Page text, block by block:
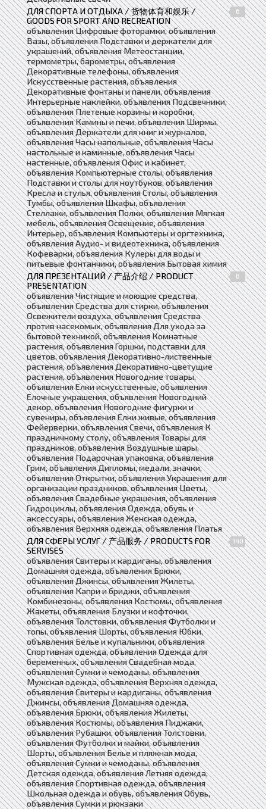
ДЛЯ СПОРТА И ОТДЫХА / 货物体育和娱乐 /
GOODS FOR SPORT AND RECREATION
6
объявления Цифровые фоторамки, объявления
Вазы, объявления Подставки и держатели для
украшений, объявления Метеостанции,
термометры, барометры, объявления
Декоративные телефоны, объявления
Искусственные растения, объявления
Декоративные фонтаны и панели, объявления
Интерьерные наклейки, объявления Подсвечники,
объявления Плетеные корзины и коробки,
объявления Камины и печи, объявления Ширмы,
объявления Держатели для книг и журналов,
объявления Часы напольные, объявления Часы
настольные и каминные, объявления Часы
настенные, объявления Офис и кабинет,
объявления Компьютерные столы, объявления
Подставки и столы для ноутбуков, объявления
Кресла и стулья, объявления Столы, объявления
Тумбы, объявления Шкафы, объявления
Стеллажи, объявления Полки, объявления Мягкая
мебель, объявления Освещение, объявления
Интерьер, объявления Компьютеры и оргтехника,
объявления Аудио- и видеотехника, объявления
Кофеварки, объявления Кулеры для воды и
питьевые фонтанчики, объявления Бытовая химия
ДЛЯ ПРЕЗЕНТАЦИЙ / 产品介绍 / PRODUCT
PRESENTATION
8
объявления Чистящие и моющие средства,
объявления Средства для стирки, объявления
Освежители воздуха, объявления Средства
против насекомых, объявления Для ухода за
бытовой техникой, объявления Комнатные
растения, объявления Горшки, подставки для
цветов, объявления Декоративно-лиственные
растения, объявления Декоративно-цветущие
растения, объявления Новогодние товары,
объявления Елки искусственные, объявления
Елочные украшения, объявления Новогодний
декор, объявления Новогодние фигурки и
сувениры, объявления Елки живые, объявления
Фейерверки, объявления Свечи, объявления К
праздничному столу, объявления Товары для
праздников, объявления Воздушные шары,
объявления Подарочная упаковка, объявления
Грим, объявления Дипломы, медали, значки,
объявления Открытки, объявления Украшения для
организации праздников, объявления Цветы,
объявления Свадебные украшения, объявления
Гидроциклы, объявления Одежда, обувь и
аксессуары, объявления Женская одежда,
объявления Верхняя одежда, объявления Платья
ДЛЯ СФЕРЫ УСЛУГ / 产品服务 / PRODUCTS FOR
SERVISES
140
объявления Свитеры и кардиганы, объявления
Домашняя одежда, объявления Брюки,
объявления Джинсы, объявления Жилеты,
объявления Капри и бриджи, объявления
Комбинезоны, объявления Костюмы, объявления
Жакеты, объявления Блузки и кофточки,
объявления Толстовки, объявления Футболки и
топы, объявления Шорты, объявления Юбки,
объявления Белье и купальники, объявления
Спортивная одежда, объявления Одежда для
беременных, объявления Свадебная мода,
объявления Сумки и чемоданы, объявления
Мужская одежда, объявления Верхняя одежда,
объявления Свитеры и кардиганы, объявления
Джинсы, объявления Домашняя одежда,
объявления Брюки, объявления Жилеты,
объявления Костюмы, объявления Пиджаки,
объявления Рубашки, объявления Толстовки,
объявления Футболки и майки, объявления
Шорты, объявления Белье и пляжная мода,
объявления Сумки и чемоданы, объявления
Детская одежда, объявления Летняя одежда,
объявления Спортивная одежда, объявления
Школьная одежда и обувь, объявления Обувь,
объявления Сумки и рюкзаки